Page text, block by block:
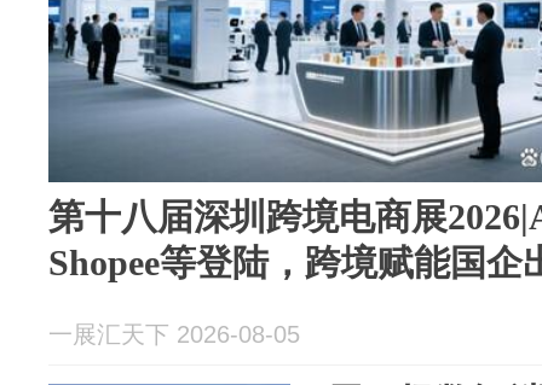
第十八届深圳跨境电商展
Shopee等登陆，跨境赋能国企
一展汇天下 2026-08-05